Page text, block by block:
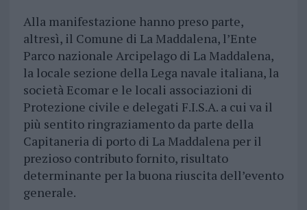
Alla manifestazione hanno preso parte,
altresì, il Comune di La Maddalena, l’Ente
Parco nazionale Arcipelago di La Maddalena,
la locale sezione della Lega navale italiana, la
società Ecomar e le locali associazioni di
Protezione civile e delegati F.I.S.A. a cui va il
più sentito ringraziamento da parte della
Capitaneria di porto di La Maddalena per il
prezioso contributo fornito, risultato
determinante per la buona riuscita dell’evento
generale.